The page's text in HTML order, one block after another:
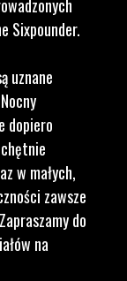
Sixpounder.
uznane
dopiero
w małych,
zawsze
do
na